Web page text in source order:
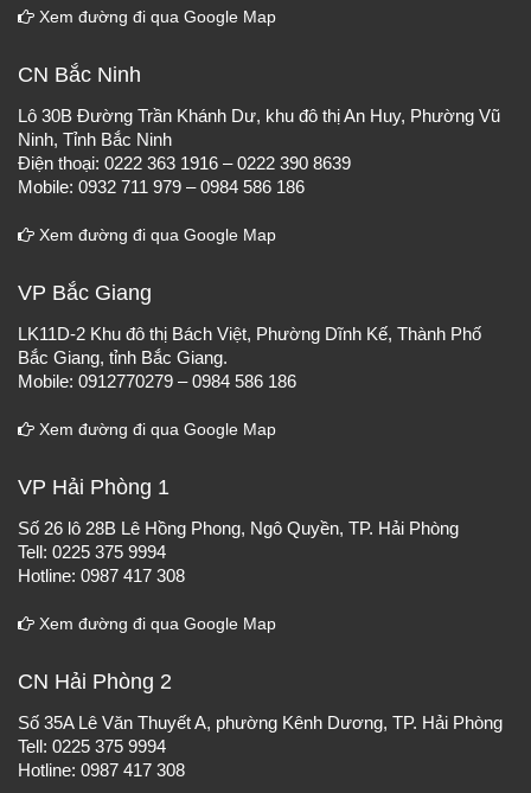
Xem đường đi qua Google Map
CN Bắc Ninh
Lô 30B Đường Trần Khánh Dư, khu đô thị An Huy, Phường Vũ
Ninh, Tỉnh Bắc Ninh
Điện thoại: 0222 363 1916 – 0222 390 8639
Mobile: 0932 711 979 – 0984 586 186
Xem đường đi qua Google Map
VP Bắc Giang
LK11D-2 Khu đô thị Bách Việt, Phường Dĩnh Kế, Thành Phố
Bắc Giang, tỉnh Bắc Giang.
Mobile: 0912770279 – 0984 586 186
Xem đường đi qua Google Map
VP Hải Phòng 1
Số 26 lô 28B Lê Hồng Phong, Ngô Quyền, TP. Hải Phòng
Tell: 0225 375 9994
Hotline: 0987 417 308
Xem đường đi qua Google Map
CN Hải Phòng 2
Số 35A Lê Văn Thuyết A, phường Kênh Dương, TP. Hải Phòng
Tell: 0225 375 9994
Hotline: 0987 417 308